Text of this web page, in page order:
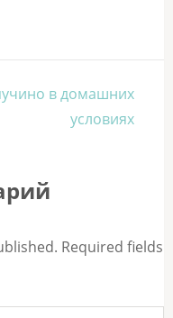
в домашних
условиях
Required fields